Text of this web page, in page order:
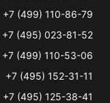
+7 (499) 110-86-79
+7 (495) 023-81-52
+7 (499) 110-53-06
+7 (495) 152-31-11
+7 (495) 125-38-41